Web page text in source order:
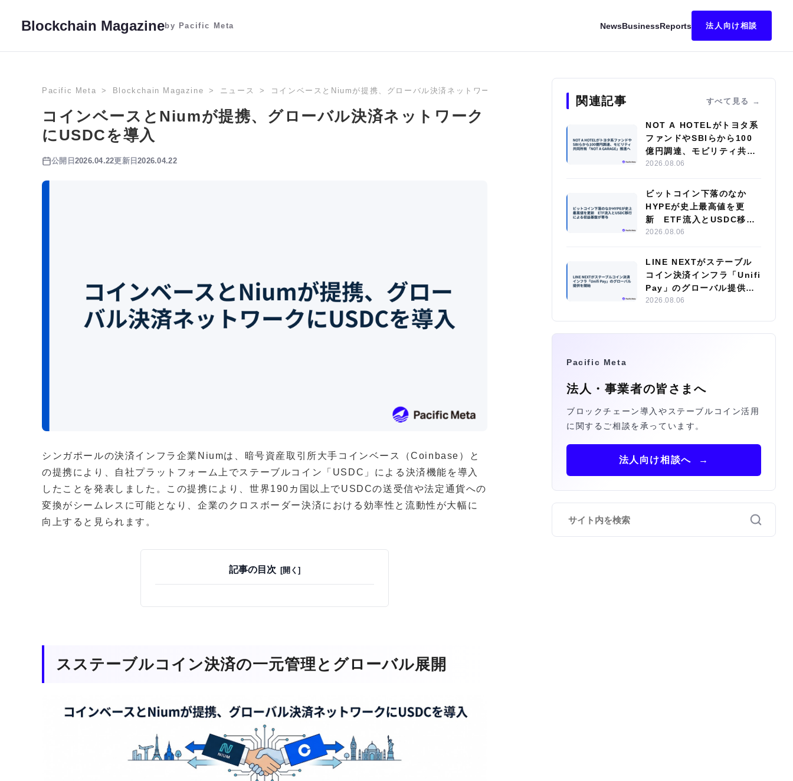
Blockchain Magazineby Pacific Meta NewsBusinessReports 法人向け相談
Pacific Meta Blockchain Magazine ニュース コインベースとNiumが提携、グローバル決済ネットワークにUSDCを導入
コインベースとNiumが提携、グローバル決済ネットワーク
にUSDCを導入
公開日 2026.04.22更新日2026.04.22
シンガポールの決済インフラ企業Niumは、暗号資産取引所大手コインベース（Coinbase）と
の提携により、自社プラットフォーム上でステーブルコイン「USDC」による決済機能を導入
したことを発表しました。この提携により、世界190カ国以上でUSDCの送受信や法定通貨への
変換がシームレスに可能となり、企業のクロスボーダー決済における効率性と流動性が大幅に
向上すると見られます。
記事の目次
スステーブルコイン決済の一元管理とグローバル展開
関連記事 すべて見る
NOT A HOTELがトヨタ系
ファンドやSBIらから100
億円調達、モビリティ共同
所有「NOT A GARAGE」
2026.08.06
ビットコイン下落のなか
HYPEが史上最高値を更
新 ETF流入とUSDC移行
による収益基盤が寄与
2026.08.06
LINE NEXTがステーブル
コイン決済インフラ「Unifi
Pay」のグローバル提供を
開始
2026.08.06
Pacific Meta
法人・事業者の皆さまへ
ブロックチェーン導入やステーブルコイン活用
に関するご相談を承っています。
法人向け相談へ